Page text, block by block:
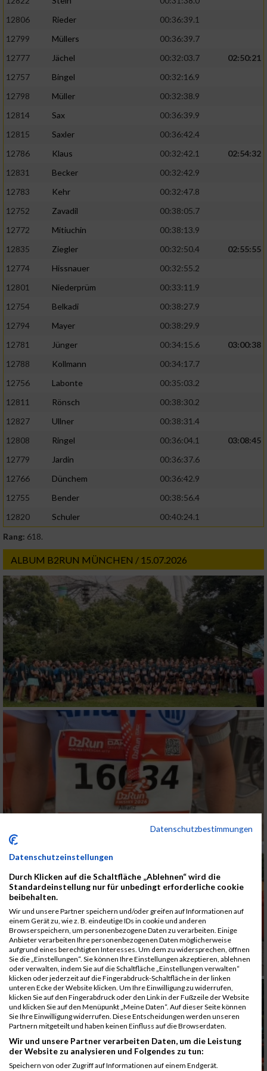
12806
Rieder
00:36:39.1
12799
Müllers
00:36:39.7
12777
Jächel 00:32:03.7
02:50:21
12757
Bingel
00:32:16.9
12798
Müller
00:32:38.9
12814
Sax
00:36:39.9
12815
Saxler
00:36:42.4
12786
Klaus 00:32:42.1
02:54:32
12831
Becker
00:32:42.9
12783
Kehr
00:32:47.8
12752
Zavadil
00:38:05.7
12772
Mitiuchin
00:38:13.9
12835
Ziegler 00:32:50.4
02:55:55
12774
Hissnauer
00:32:55.2
12801
Niederprüm
00:33:11.9
12754
Belkadi
00:38:27.9
12794
Mayer
00:38:29.9
12781
Jünger 00:34:15.6
03:00:38
12788
Kollmann
00:34:17.7
12756
Labonte
00:35:03.2
12811
Rönsch
00:38:30.2
12827
Ullner
00:38:31.4
12808
Ringel 00:36:04.1
03:08:45
12779
Jardin
00:36:37.6
12766
Dünchem
00:36:42.9
12755
Bender
00:38:56.4
12820
Schuler
00:40:24.1
Rang: 618.
ALBUM B2RUN MÜNCHEN / 15.07.2026
Datenschutzbestimmungen
Datenschutzeinstellungen
Durch Klicken auf die Schaltfläche „Ablehnen“ wird die
Standardeinstellung nur für unbedingt erforderliche cookie
beibehalten.
Wir und unsere Partner speichern und/oder greifen auf Informationen auf
einem Gerät zu, wie z. B. eindeutige IDs in cookie und anderen
Browserspeichern, um personenbezogene Daten zu verarbeiten. Einige
Anbieter verarbeiten Ihre personenbezogenen Daten möglicherweise
aufgrund eines berechtigten Interesses. Um dem zu widersprechen, öffnen
Sie die „Einstellungen“. Sie können Ihre Einstellungen akzeptieren, ablehnen
oder verwalten, indem Sie auf die Schaltfläche „Einstellungen verwalten“
klicken oder jederzeit auf die Fingerabdruck-Schaltfläche in der linken
unteren Ecke der Website klicken. Um Ihre Einwilligung zu widerrufen,
klicken Sie auf den Fingerabdruck oder den Link in der Fußzeile der Website
und klicken Sie auf den Menüpunkt „Meine Daten“. Auf dieser Seite können
Sie Ihre Einwilligung widerrufen. Diese Entscheidungen werden unseren
Partnern mitgeteilt und haben keinen Einfluss auf die Browserdaten.
Wir und unsere Partner verarbeiten Daten, um die Leistung
der Website zu analysieren und Folgendes zu tun:
Speichern von oder Zugriff auf Informationen auf einem Endgerät.